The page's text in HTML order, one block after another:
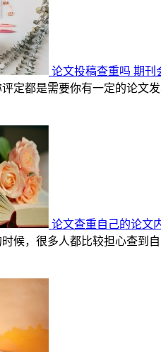
论文投稿查重吗 期刊
定都是需要你有一定的论文
论文查重自己的论文
候，很多人都比较担心查到